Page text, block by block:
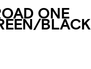
ONE
BLACK